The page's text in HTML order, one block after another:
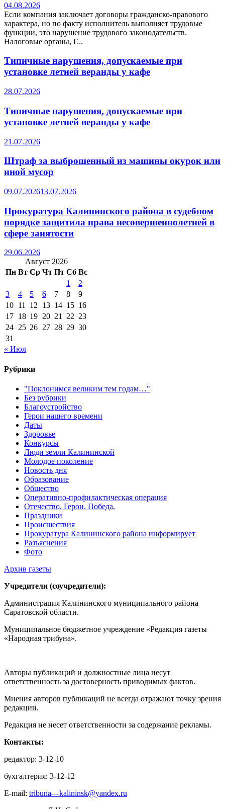
04.08.2026
Если компания заключает договоры гражданско-правового
характера, но по факту исполнитель выполняет трудовые
функции, это нарушение трудового законодательств.
Налоговые органы, Г...
Типичные нарушения, допускаемые при
установке летней веранды у кафе
28.07.2026
Типичные нарушения, допускаемые при
установке летней веранды у кафе
21.07.2026
Штраф за выброшенный из машины окурок или
иной мусор
09.07.202613.07.2026
Прокуратура Калининского района в судебном
порядке защитила права несовершеннолетней в
сфере занятости
29.06.2026
Август 2026
Пн Вт Ср Чт Пт Сб Вс
1
2
3
4 5 6 7 8
9
10 11 12 13 14 15 16
17 18 19 20 21 22 23
24 25 26 27 28 29 30
31
« Июл
Рубрики
"Поклонимся великим тем годам…"
Без рубрики
Благоустройство
Герои нашего времени
Даты
Здоровье
Конкурсы
Люди земли Калининской
Молодое поколение
Новость дня
Образование
Общество
Оперативно-профилактическая операция
Отечество. Герои. Победа.
Праздники
Происшествия
Прокуратура Калининского района информирует
Разъяснения
Фото
Архив газеты
Учредители (соучредители):
Администрация Калининского муниципального района
Саратовской области.
Муниципальное бюджетное учреждение «Редакция газеты
«Народная трибуна».
Авторы публикаций и должностные лица несут
ответственность за достоверность приводимых фактов.
Мнения авторов публикаций не всегда отражают точку зрения
редакции.
Редакция не несет ответственности за содержание рекламы.
Контакты:
редактор: 3-12-10
бухгалтерия: 3-12-12
E-mail: tribuna—kalininsk@yandex.ru